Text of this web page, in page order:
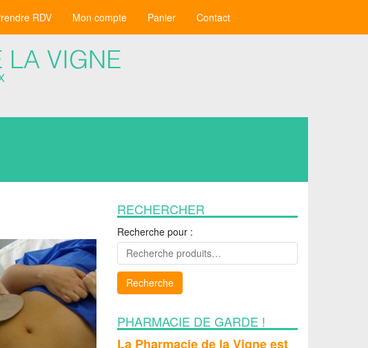
RDV Mon compte Panier Contact
RECHERCHER
Recherche pour :
PHARMACIE DE GARDE !
La Pharmacie de la Vigne est